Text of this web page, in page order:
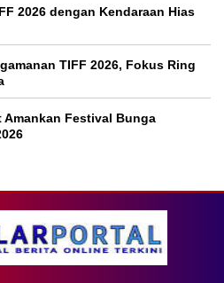
2026 dengan Kendaraan Hias
TIFF 2026, Fokus Ring
Amankan Festival Bunga